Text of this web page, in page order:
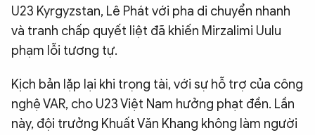
U23 Kyrgyzstan, Lê Phát với pha di chuyển nhanh
và tranh chấp quyết liệt đã khiến Mirzalimi Uulu
phạm lỗi tương tự.
Kịch bản lặp lại khi trọng tài, với sự hỗ trợ của công
nghệ VAR, cho U23 Việt Nam hưởng phạt đền. Lần
này, đội trưởng Khuất Văn Khang không làm người